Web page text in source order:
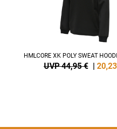
HMLCORE XK POLY SWEAT
UVP 44,95 € | 20,23